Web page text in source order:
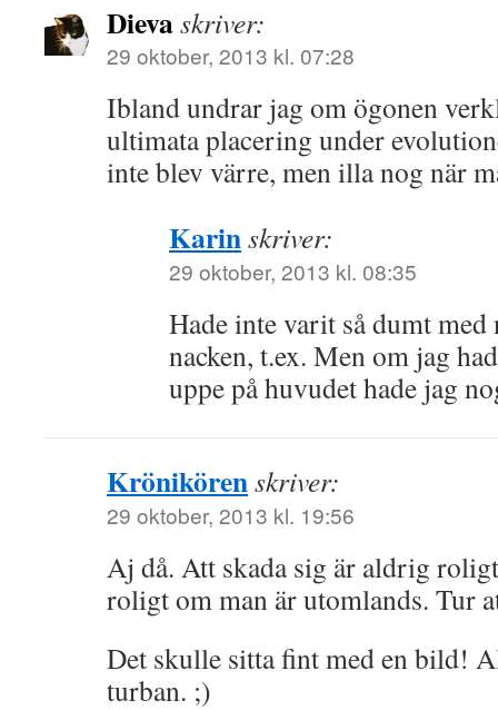
Dievaskriver:
29 oktober, 2013 kl. 07:28
Ibland undrar jag om ögonen
ultimata placering under
inte blev värre, men illa nog när
Karinskriver:
29 oktober, 2013 kl. 08:35
Hade inte varit så dumt
nacken, t.ex. Men om jag
uppe på huvudet hade jag
Krönikörenskriver:
29 oktober, 2013 kl. 19:56
Aj då. Att skada sig är aldrig
roligt om man är utomlands. Tur
Det skulle sitta fint med en bild!
turban. ;)